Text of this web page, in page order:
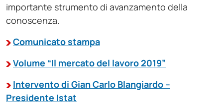
importante strumento di avanzamento della
conoscenza.
Comunicato stampa
Volume “Il mercato del lavoro 2019”
Intervento di Gian Carlo Blangiardo –
Presidente Istat